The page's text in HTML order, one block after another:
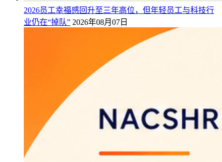
2026员工幸福感回升至三年高位，但年轻员工与科技行
业仍在“掉队” 2026年08月07日